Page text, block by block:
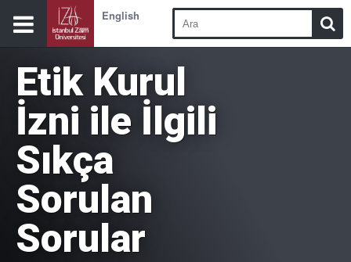
English
Etik Kurul
İzni ile İlgili
Sıkça
Sorulan
Sorular